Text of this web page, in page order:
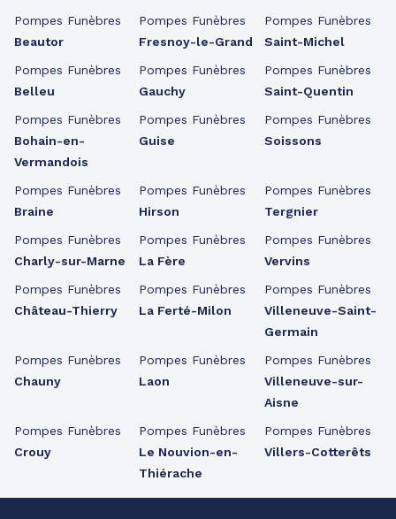
Pompes Funèbres
Beautor
Pompes Funèbres
Belleu
Pompes Funèbres
Bohain-en-
Vermandois
Pompes Funèbres
Braine
Pompes Funèbres
Charly-sur-Marne
Pompes Funèbres
Château-Thierry
Pompes Funèbres
Chauny
Pompes Funèbres
Crouy
Pompes Funèbres
Fresnoy-le-Grand
Pompes Funèbres
Gauchy
Pompes Funèbres
Guise
Pompes Funèbres
Hirson
Pompes Funèbres
La Fère
Pompes Funèbres
La Ferté-Milon
Pompes Funèbres
Laon
Pompes Funèbres
Le Nouvion-en-
Thiérache
Pompes Funèbres
Saint-Michel
Pompes Funèbres
Saint-Quentin
Pompes Funèbres
Soissons
Pompes Funèbres
Tergnier
Pompes Funèbres
Vervins
Pompes Funèbres
Villeneuve-Saint-
Germain
Pompes Funèbres
Villeneuve-sur-
Aisne
Pompes Funèbres
Villers-Cotterêts